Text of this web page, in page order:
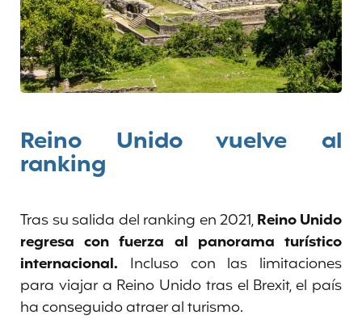
Reino Unido vuelve al
ranking
Tras su salida del ranking en 2021,Reino Unido
regresa con fuerza al panorama turístico
internacional. Incluso con las limitaciones
para viajar a Reino Unido tras el Brexit, el país
ha conseguido atraer al turismo.